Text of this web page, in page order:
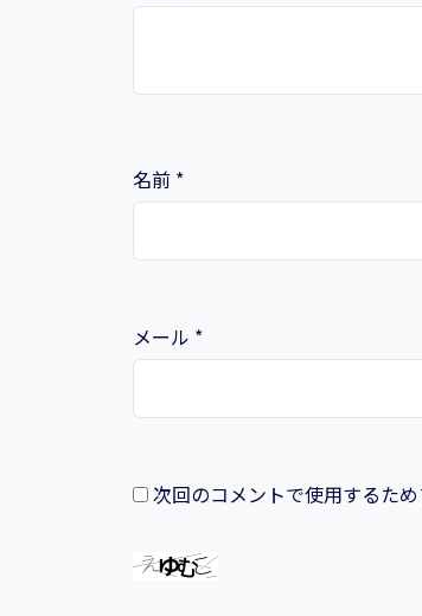
名前 *
メール *
次回のコメントで使用するた